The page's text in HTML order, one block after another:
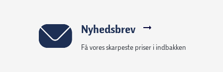
Nyhedsbrev
Få vores skarpeste priser i indbakken